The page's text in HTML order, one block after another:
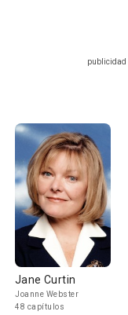
Jane Curtin
Joanne Webster
48 capítulos